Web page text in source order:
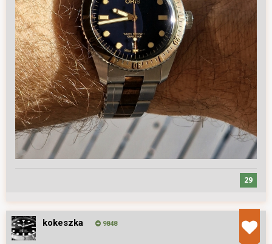
29
kokeszka 9848